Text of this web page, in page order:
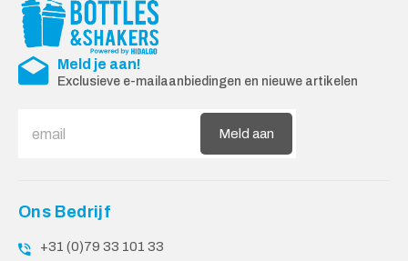
Meld je aan!
Exclusieve e-mailaanbiedingen en nieuwe artikelen
Meld aan
Ons Bedrijf
+31 (0)79 33 101 33